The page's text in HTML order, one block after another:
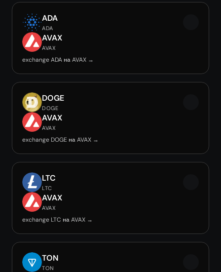
ADA
ADA
AVAX
AVAX
exchange ADA на AVAX →
DOGE
DOGE
AVAX
AVAX
exchange DOGE на AVAX →
LTC
LTC
AVAX
AVAX
exchange LTC на AVAX →
TON
TON